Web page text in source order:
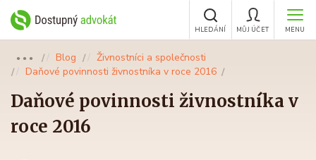
MENU
MŮJ ÚČET
HLEDÁNÍ
●●● Blog
Živnostníci a společnosti
Daňové povinnosti živnostníka v roce 2016
Daňové povinnosti živnostníka v
roce 2016